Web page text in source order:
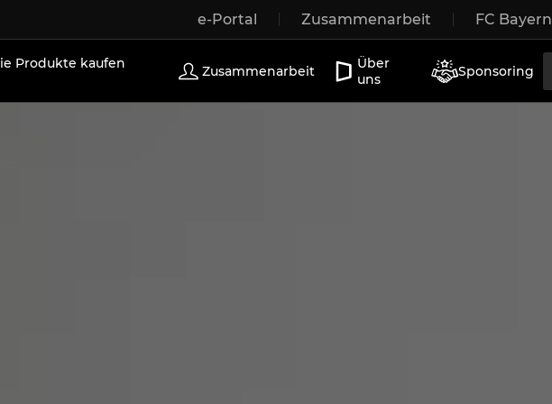
e-Portal Zusammenarbeit FC Bayern
Außentüren Terrassentüren Schiebetüren
Produkte kaufen
Zusammenarbeit
Über
uns
Sponsoring